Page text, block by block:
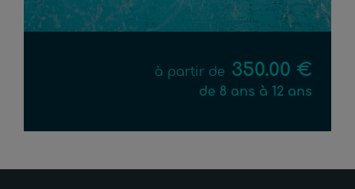
à partir de 350.00 €
de 8 ans à 12 ans